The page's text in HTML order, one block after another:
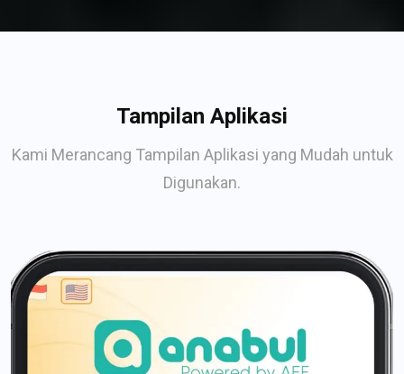
Tampilan Aplikasi
Kami Merancang Tampilan Aplikasi yang Mudah untuk
Digunakan.